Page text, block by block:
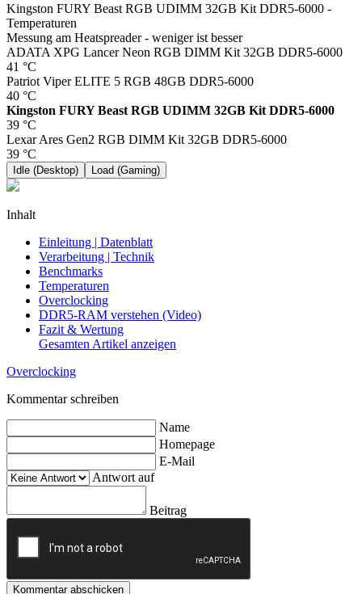
Kingston FURY Beast RGB UDIMM 32GB Kit DDR5-6000 -
Temperaturen
Messung am Heatspreader - weniger ist besser
ADATA XPG Lancer Neon RGB DIMM Kit 32GB DDR5-6000
41 °C
Patriot Viper ELITE 5 RGB 48GB DDR5-6000
40 °C
Kingston FURY Beast RGB UDIMM 32GB Kit DDR5-6000
39 °C
Lexar Ares Gen2 RGB DIMM Kit 32GB DDR5-6000
39 °C
Idle (Desktop) Load (Gaming)
Inhalt
Einleitung | Datenblatt
Verarbeitung | Technik
Benchmarks
Temperaturen
Overclocking
DDR5-RAM verstehen (Video)
Fazit & Wertung
Gesamten Artikel anzeigen
Overclocking
Kommentar schreiben
Name
Homepage
E-Mail
Antwort auf
Beitrag
Kommentar abschicken